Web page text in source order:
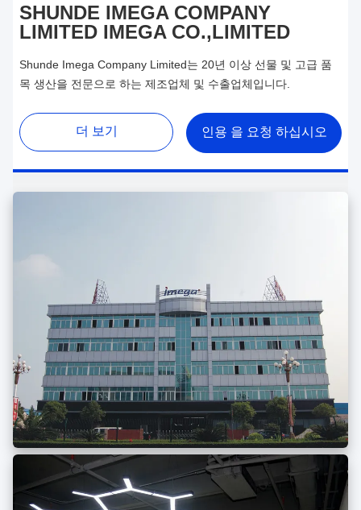
SHUNDE IMEGA COMPANY
LIMITED IMEGA CO.,LIMITED
Shunde Imega Company Limited는 20년 이상 선물 및 고급 품
목 생산을 전문으로 하는 제조업체 및 수출업체입니다.
더 보기 인용 을 요청 하십시오